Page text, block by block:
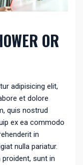
OR
adipisicing elit,
et dolore
quis nostrud
ex ea commodo
in
nulla pariatur.
sunt in